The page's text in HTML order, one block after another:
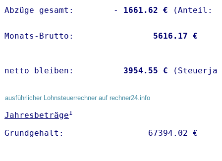
Abzüge gesamt:        -
1661.62 €
Monats-Brutto: 5616.17 €
netto bleiben: 3954.55 €
ausführlicher Lohnsteuerrechner auf rechner24.info
Jahresbeträge1